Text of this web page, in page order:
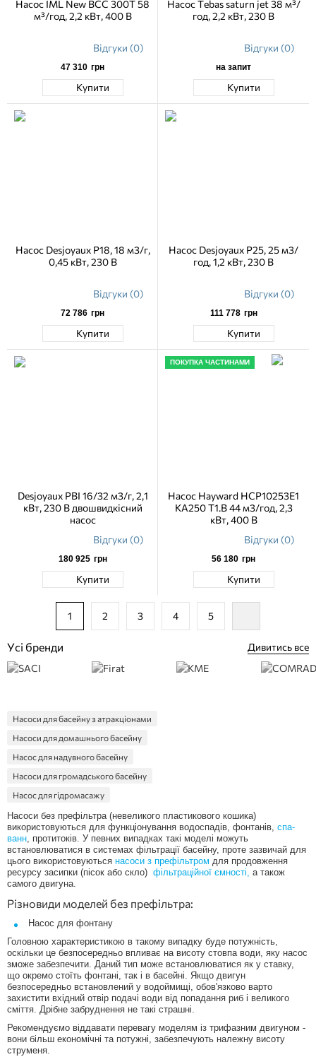
Насос IML New BCC 300T 58
м³/год, 2,2 кВт, 400 В
Відгуки (0)
47 310 грн
Купити
Насос Tebas saturn jet 38 м³/
год, 2,2 кВт, 230 В
Відгуки (0)
на запит
Купити
Насос Desjoyaux P18, 18 м3/г,
0,45 кВт, 230 В
Відгуки (0)
72 786 грн
Купити
Насос Desjoyaux P25, 25 м3/
год, 1,2 кВт, 230 В
Відгуки (0)
111 778 грн
Купити
Desjoyaux PBI 16/32 м3/г, 2,1
кВт, 230 В двошвидкісний
насос
Відгуки (0)
180 925 грн
Купити
ПОКУПКА ЧАСТИНАМИ
Насос Hayward HCP10253E1
KA250 T1.B 44 м3/год, 2,3
кВт, 400 В
Відгуки (0)
56 180 грн
Купити
1 2 3 4 5
Усі бренди Дивитись все
Насоси для басейну з атракціонами
Насоси для домашнього басейну
Насос для надувного басейну
Насоси для громадського басейну
Насос для гідромасажу
Насос протитечії
Фільтр насос
Насос із префільтром
Kripsol Насоси
Hayward Насоси
Emaux Насоси
Kripsol насосы
Насоси без префільтра (невеликого пластикового кошика)
використовуються для функціонування водоспадів, фонтанів, спа-
ванн , протитоків. У певних випадках такі моделі можуть
встановлюватися в системах фільтрації басейну, проте зазвичай для
цього використовуються насоси з префільтром для продовження
ресурсу засипки (пісок або скло) фільтраційної ємності, а також
самого двигуна.
Різновиди моделей без префільтра:
Насос для фонтану
Головною характеристикою в такому випадку буде потужність,
оскільки це безпосередньо впливає на висоту стовпа води, яку насос
зможе забезпечити. Даний тип може встановлюватися як у ставку,
що окремо стоїть фонтані, так і в басейні. Якщо двигун
безпосередньо встановлений у водоймищі, обов'язково варто
захистити вхідний отвір подачі води від попадання риб і великого
сміття. Дрібне забруднення не такі страшні.
Рекомендуємо віддавати перевагу моделям із трифазним двигуном -
вони більш економічні та потужні, забезпечують належну висоту
струменя.